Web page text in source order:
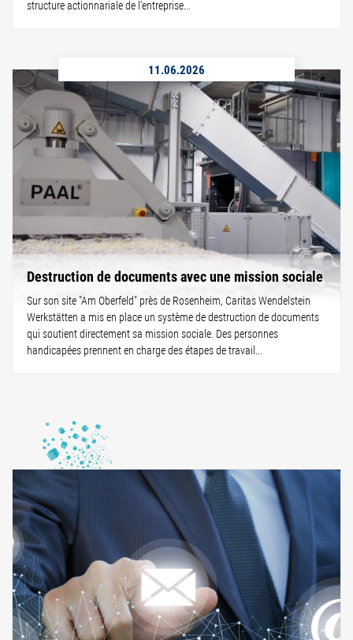
structure actionnariale de l'entreprise...
11.06.2026
Destruction de documents avec une mission sociale
Sur son site "Am Oberfeld" près de Rosenheim, Caritas Wendelstein
Werkstätten a mis en place un système de destruction de documents
qui soutient directement sa mission sociale. Des personnes
handicapées prennent en charge des étapes de travail...